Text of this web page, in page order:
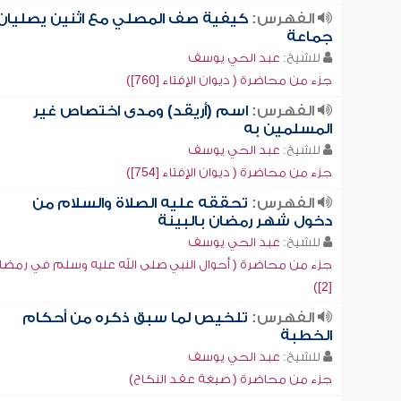
الفهرس:كيفية صف المصلي مع اثنين
جماعة
للشيخ: عبد الحي يوسف
جزء من محاضرة ( ديوان الإفتاء [760])
الفهرس:اسم (أريقد) ومدى اختصاص غير
المسلمين به
للشيخ: عبد الحي يوسف
جزء من محاضرة ( ديوان الإفتاء [754])
الفهرس: تحققه عليه الصلاة والسلام من
دخول شهر رمضان بالبينة
للشيخ: عبد الحي يوسف
جزء من محاضرة ( أحوال النبي صلى الله عليه وسلم في
[2])
الفهرس: تلخيص لما سبق ذكره من أحكام
الخطبة
للشيخ: عبد الحي يوسف
جزء من محاضرة ( صيغة عقد النكاح)